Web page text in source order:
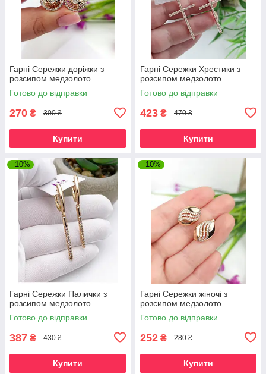
Гарні Сережки доріжки з
розсипом медзолото
Готово до відправки
270 ₴ 300 ₴
Купити
Гарні Сережки Хрестики з
розсипом медзолото
Готово до відправки
423 ₴ 470 ₴
Купити
–10%
Гарні Сережки Палички з
розсипом медзолото
Готово до відправки
387 ₴ 430 ₴
Купити
–10%
Гарні Сережки жіночі з
розсипом медзолото
Готово до відправки
252 ₴ 280 ₴
Купити